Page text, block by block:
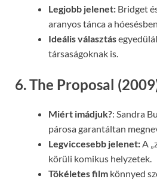
Legjobb jelenet: Bridget
aranyos tánca a
Ideális választás
társaságoknak is.
6. The Proposal
Miért imádjuk?: Sandra
párosa garantáltan
Legviccesebb jelenet:A
körüli komikus helyzetek.
Tökéletes film könnyed